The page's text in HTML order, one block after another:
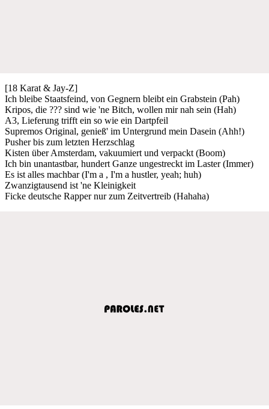
[18 Karat & Jay-Z]
Ich bleibe Staatsfeind, von Gegnern bleibt ein Grabstein (Pah)
Kripos, die ??? sind wie 'ne Bitch, wollen mir nah sein (Hah)
A3, Lieferung trifft ein so wie ein Dartpfeil
Supremos Original, genieß' im Untergrund mein Dasein (Ahh!)
Pusher bis zum letzten Herzschlag
Kisten über Amsterdam, vakuumiert und verpackt (Boom)
Ich bin unantastbar, hundert Ganze ungestreckt im Laster (Immer)
Es ist alles machbar (I'm a , I'm a hustler, yeah; huh)
Zwanzigtausend ist 'ne Kleinigkeit
Ficke deutsche Rapper nur zum Zeitvertreib (Hahaha)